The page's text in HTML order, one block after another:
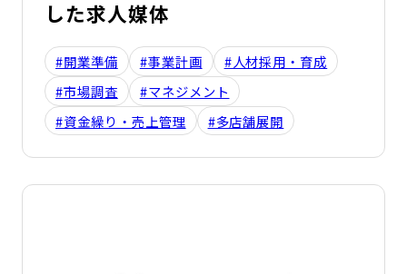
した求人媒体
#開業準備 #事業計画
#人材採用・育成
#市場調査
#マネジメント
#資金繰り・売上管理
#多店舗展開